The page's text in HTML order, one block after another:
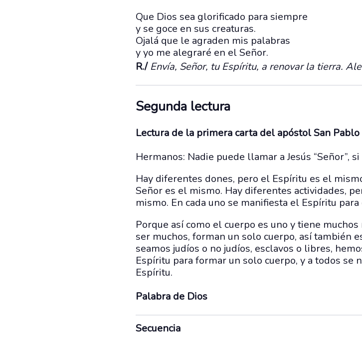
Que Dios sea glorificado para siempre
y se goce en sus creaturas.
Ojalá que le agraden mis palabras
y yo me alegraré en el Señor.
R./ Envía, Señor, tu Espíritu, a renovar la tierra.
Segunda lectura
Lectura de la primera carta del apóstol San
Hermanos: Nadie puede llamar a Jesús “Señor”,
Hay diferentes dones, pero el Espíritu es el
Señor es el mismo. Hay diferentes actividades,
mismo. En cada uno se manifiesta el Espíritu
Porque así como el cuerpo es uno y tiene
ser muchos, forman un solo cuerpo, así también
seamos judíos o no judíos, esclavos o libres,
Espíritu para formar un solo cuerpo, y a todos se
Espíritu.
Palabra de Dios
Secuencia